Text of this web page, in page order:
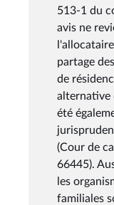
513-1 du
avis ne
partage
de
alternative
été
(Cour de
66445).
les
familiales